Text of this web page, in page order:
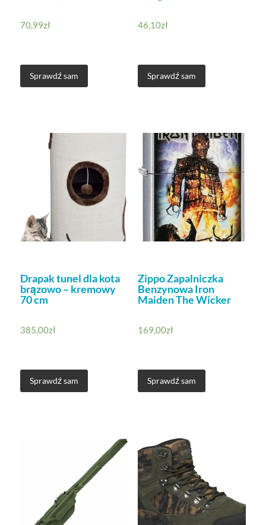
70,99zł
Sprawdź sam
46,10zł
Sprawdź sam
Drapak tunel dla kota
brązowo – kremowy
70 cm
385,00zł
Sprawdź sam
Zippo Zapalniczka
Benzynowa Iron
Maiden The Wicker
169,00zł
Sprawdź sam